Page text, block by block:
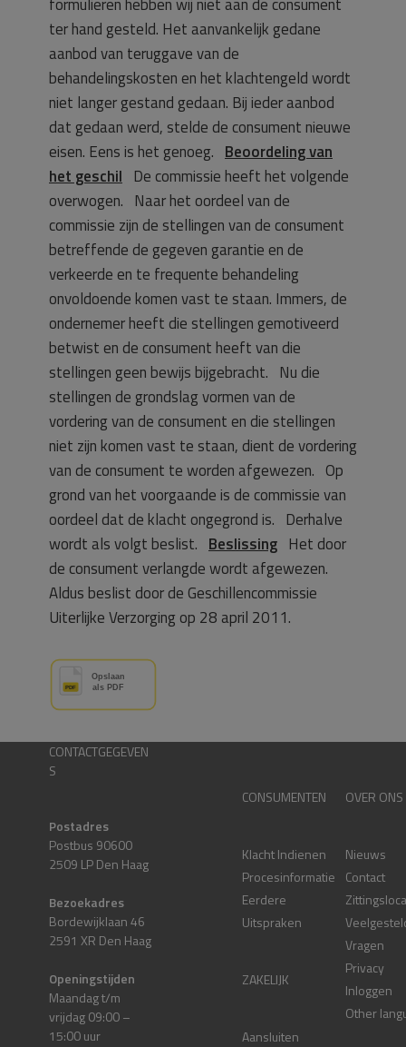
ter hand gesteld. Het aanvankelijk gedane
aanbod van teruggave van de
behandelingskosten en het klachtengeld wordt
niet langer gestand gedaan. Bij ieder aanbod
dat gedaan werd, stelde de consument nieuwe
eisen. Eens is het genoeg. Beoordeling van
het geschil De commissie heeft het volgende
overwogen. Naar het oordeel van de
commissie zijn de stellingen van de consument
betreffende de gegeven garantie en de
verkeerde en te frequente behandeling
onvoldoende komen vast te staan. Immers, de
ondernemer heeft die stellingen gemotiveerd
betwist en de consument heeft van die
stellingen geen bewijs bijgebracht. Nu die
stellingen de grondslag vormen van de
vordering van de consument en die stellingen
niet zijn komen vast te staan, dient de vordering
van de consument te worden afgewezen. Op
grond van het voorgaande is de commissie van
oordeel dat de klacht ongegrond is. Derhalve
wordt als volgt beslist. Beslissing Het door
de consument verlangde wordt afgewezen.
Aldus beslist door de Geschillencommissie
Uiterlijke Verzorging op 28 april 2011.
CONTACTGEGEVEN
S
Postadres
Postbus 90600
2509 LP Den Haag
Bezoekadres
Bordewijklaan 46
2591 XR Den Haag
Openingstijden
Maandag t/m
vrijdag 09:00 –
15:00 uur
CONSUMENTEN
Klacht Indienen
Procesinformatie
Eerdere
Uitspraken
ZAKELIJK
Aansluiten
OVER ONS
Nieuws
Contact
Vragen
Privacy
Inloggen
Other